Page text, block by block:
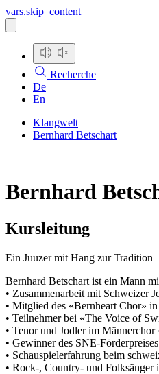
vars.skip_content
Recherche
De
En
Klangwelt
Bernhard Betschart
Bernhard
Kursleitung
Ein Juuzer mit Hang zur Tradition
Bernhard Betschart ist ein Mann
• Zusammenarbeit mit Schweizer
• Mitglied des «Bernheart Chor»
• Teilnehmer bei «The Voice of
• Tenor und Jodler im
• Gewinner des SNE-
• Schauspielerfahrung beim
• Rock-, Country- und Folksänger